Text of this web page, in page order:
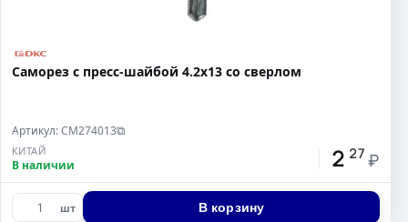
Саморез с пресс-шайбой 4.2x13 со сверлом
Артикул: CM274013⧉
КИТАЙ
В наличии 2 27 ₽
шт В корзину